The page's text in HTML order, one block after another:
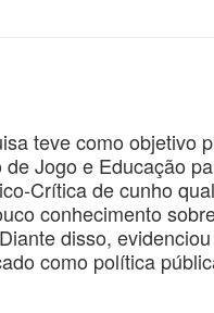
teve como objetivo
Jogo e Educação
Crítica de cunho
conhecimento
disso,
como política